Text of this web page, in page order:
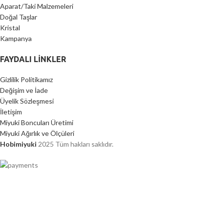
Aparat/Taki Malzemeleri
Doğal Taşlar
Kristal
Kampanya
FAYDALI LİNKLER
Gizlilik Politikamız
Değişim ve İade
Üyelik Sözleşmesi
İletişim
Miyuki Boncuları Üretimi
Miyuki Ağırlık ve Ölçüleri
Hobimiyuki 2025 Tüm hakları saklıdır.